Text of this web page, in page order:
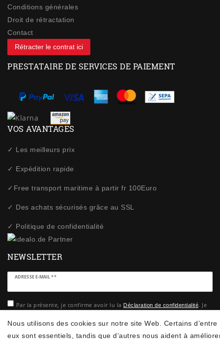
Conditions générales
Droit de rétractation
Contact
Rétracter le contrat ici
PRESTATAIRE DE SERVICES DE PAIEMENT
VOS AVANTAGES
✓ Les meilleurs prix
✓ Expédition rapide
✓Free transport maritime à partir fr 100Euro
✓ Des achats sécurisés grâce au SSL
✓ Politique de confidentialité
NEWSLETTER
ADRESSE E-MAIL **
Ceres::Template.newsletterHoneypotLabel
Par la présente, je confirme avoir lu la Déclaration de confidentialité. Je
Nous utilisons des cookies sur notre site Web. Certains d’entre
eux sont essentiels, tandis que d’autres nous aident à